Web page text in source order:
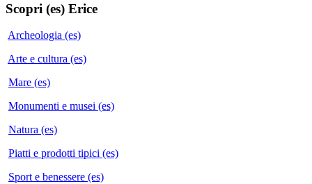
Scopri (es) Erice
Archeologia (es)
Arte e cultura (es)
Mare (es)
Monumenti e musei (es)
Natura (es)
Piatti e prodotti tipici (es)
Sport e benessere (es)